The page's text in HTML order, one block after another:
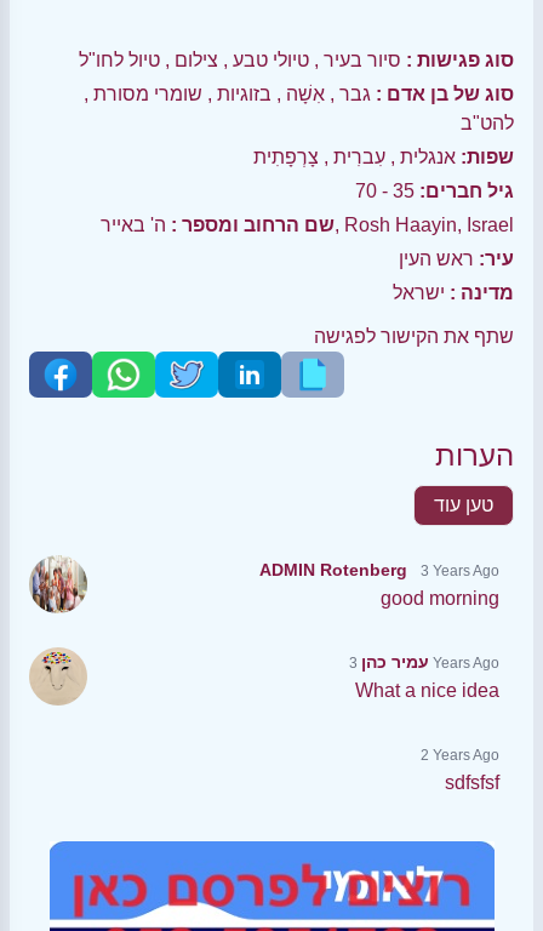
סוג פגישות : סיור בעיר , טיולי טבע , צילום , טיול לחו"ל
סוג של בן אדם : גבר , אִשָׁה , בזוגיות , שומרי מסורת ,
להט"ב
שפות: אנגלית , עִברִית , צָרְפָתִית
גיל חברים: 35 - 70
שם הרחוב ומספר :ה' באייר, Rosh Haayin, Israel
עיר: ראש העין
מדינה : ישראל
שתף את הקישור לפגישה
הערות
טען עוד
ADMIN Rotenberg 3 Years Ago
good morning
עמיר כהן 3 Years Ago
What a nice idea
2 Years Ago
sdfsfsf